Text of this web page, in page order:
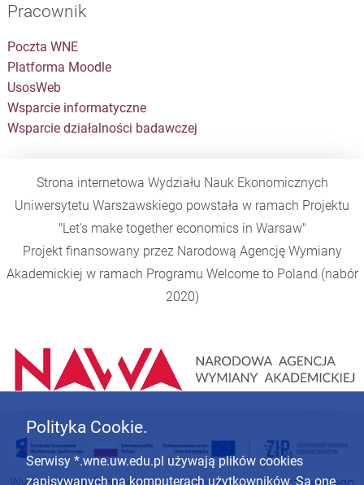
Pracownik
Poczta WNE
Platforma Moodle
UsosWeb
Wsparcie informatyczne
Wsparcie działalności badawczej
Strona internetowa Wydziału Nauk Ekonomicznych
Uniwersytetu Warszawskiego powstała w ramach Projektu
"Let's make together economics in Warsaw"
Projekt finansowany przez Narodową Agencję Wymiany
Akademickiej w ramach Programu Welcome to Poland (nabór
2020)
Polityka Cookie.
Serwisy *.wne.uw.edu.pl używają plików cookies
zapisywanych na komputerach użytkowników. Są one